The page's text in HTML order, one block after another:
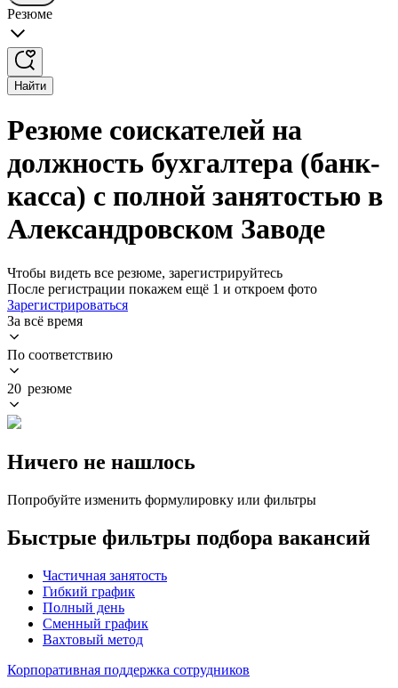
Резюме
Найти
Резюме соискателей на
должность бухгалтера (банк-
касса) с полной занятостью в
Александровском Заводе
Чтобы видеть все резюме, зарегистрируйтесь
После регистрации покажем ещё 1 и откроем фото
Зарегистрироваться
За всё время
По соответствию
20 резюме
Ничего не нашлось
Попробуйте изменить формулировку или фильтры
Быстрые фильтры подбора вакансий
Частичная занятость
Гибкий график
Полный день
Сменный график
Вахтовый метод
Корпоративная поддержка сотрудников